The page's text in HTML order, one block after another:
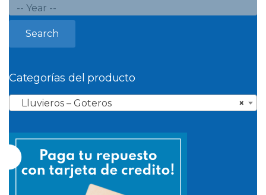
Search
Categorías del producto
×
Lluvieros – Goteros